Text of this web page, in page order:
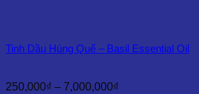
Tinh Dầu Húng Quế – Basil Essential Oil
250,000₫ – 7,000,000₫